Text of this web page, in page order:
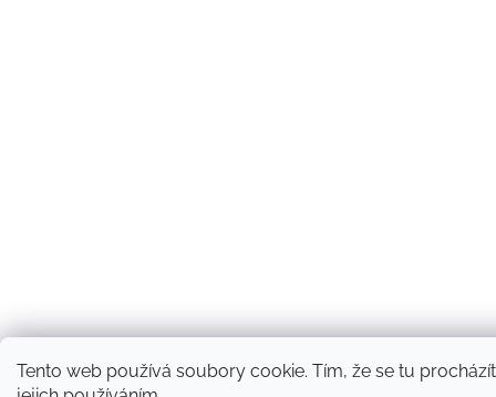
Tento web používá soubory cookie. Tím, že se tu